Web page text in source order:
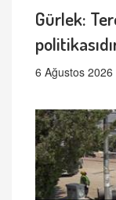
Gürlek:
6 Ağustos